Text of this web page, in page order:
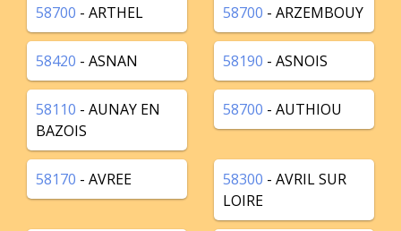
58700 - ARTHEL 58700 - ARZEMBOUY
58420 - ASNAN 58190 - ASNOIS
58110 - AUNAY EN
BAZOIS
58700 - AUTHIOU
58170 - AVREE 58300 - AVRIL SUR
LOIRE